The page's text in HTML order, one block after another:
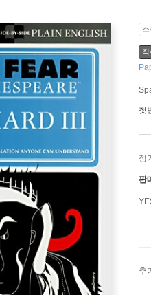
첫
정
판
추